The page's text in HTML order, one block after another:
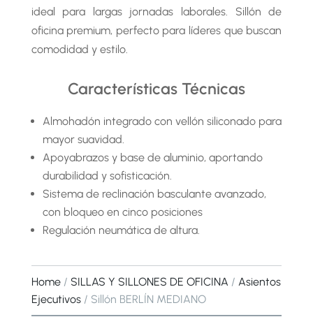
ideal para largas jornadas laborales. Sillón de
oficina premium, perfecto para líderes que buscan
comodidad y estilo.
Características Técnicas
Almohadón integrado con vellón siliconado para
mayor suavidad.
Apoyabrazos y base de aluminio, aportando
durabilidad y sofisticación.
Sistema de reclinación basculante avanzado,
con bloqueo en cinco posiciones
Regulación neumática de altura.
Home/ SILLAS Y SILLONES DE OFICINA / Asientos
Ejecutivos/ Sillón BERLÍN MEDIANO